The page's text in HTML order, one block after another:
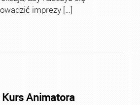
imprezy […]
Animatora